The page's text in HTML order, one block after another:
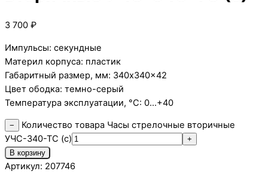
3 700 ₽
Импульсы: секундные
Материл корпуса: пластик
Габаритный размер, мм: 340x340x42
Цвет ободка: темно-серый
Температура эксплуатации, °C: 0…+40
−
Количество товара Часы стрелочные вторичные
УЧС-340-ТС (с)
+
В корзину
Артикул: 207746